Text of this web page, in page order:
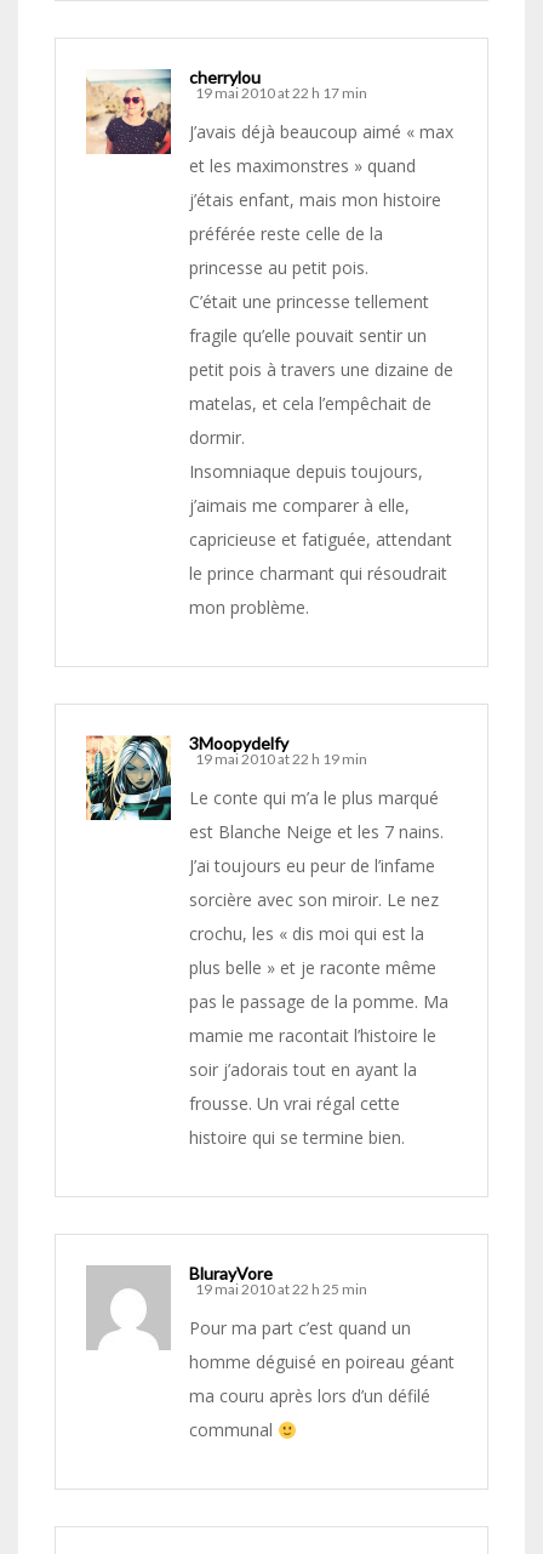
cherrylou
19 mai 2010 at 22 h 17 min
J’avais déjà beaucoup aimé « max
et les maximonstres » quand
j’étais enfant, mais mon histoire
préférée reste celle de la
princesse au petit pois.
C’était une princesse tellement
fragile qu’elle pouvait sentir un
petit pois à travers une dizaine de
matelas, et cela l’empêchait de
dormir.
Insomniaque depuis toujours,
j’aimais me comparer à elle,
capricieuse et fatiguée, attendant
le prince charmant qui résoudrait
mon problème.
3Moopydelfy
19 mai 2010 at 22 h 19 min
Le conte qui m’a le plus marqué
est Blanche Neige et les 7 nains.
J’ai toujours eu peur de l’infame
sorcière avec son miroir. Le nez
crochu, les « dis moi qui est la
plus belle » et je raconte même
pas le passage de la pomme. Ma
mamie me racontait l’histoire le
soir j’adorais tout en ayant la
frousse. Un vrai régal cette
histoire qui se termine bien.
BlurayVore
19 mai 2010 at 22 h 25 min
Pour ma part c’est quand un
homme déguisé en poireau géant
ma couru après lors d’un défilé
communal